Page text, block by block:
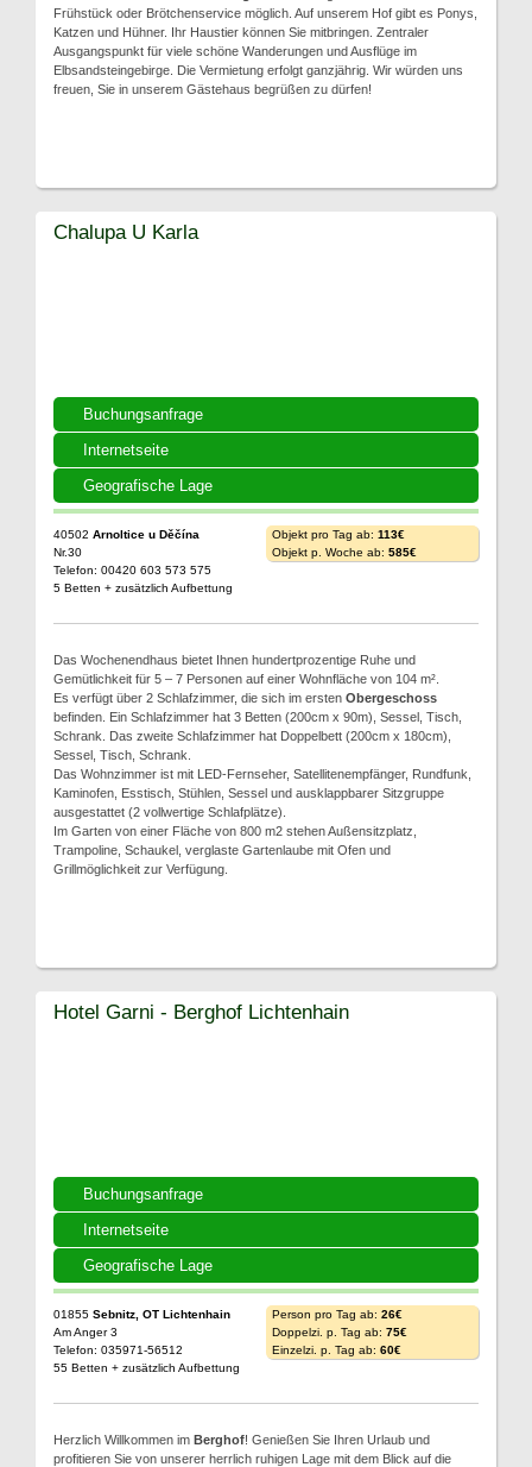
Frühstück oder Brötchenservice möglich. Auf unserem Hof gibt es Ponys,
Katzen und Hühner. Ihr Haustier können Sie mitbringen. Zentraler
Ausgangspunkt für viele schöne Wanderungen und Ausflüge im
Elbsandsteingebirge. Die Vermietung erfolgt ganzjährig. Wir würden uns
freuen, Sie in unserem Gästehaus begrüßen zu dürfen!
Buchungsanfrage
Internetseite
Geografische Lage
Chalupa U Karla
40502 Arnoltice u Děčína
Nr.30
Telefon: 00420 603 573 575
5 Betten + zusätzlich Aufbettung
Objekt pro Tag ab: 113€
Objekt p. Woche ab: 585€
Das Wochenendhaus bietet Ihnen hundertprozentige Ruhe und
Gemütlichkeit für 5 – 7 Personen auf einer Wohnfläche von 104 m².
Es verfügt über 2 Schlafzimmer, die sich im ersten Obergeschoss
befinden. Ein Schlafzimmer hat 3 Betten (200cm x 90m), Sessel, Tisch,
Schrank. Das zweite Schlafzimmer hat Doppelbett (200cm x 180cm),
Sessel, Tisch, Schrank.
Das Wohnzimmer ist mit LED-Fernseher, Satellitenempfänger, Rundfunk,
Kaminofen, Esstisch, Stühlen, Sessel und ausklappbarer Sitzgruppe
ausgestattet (2 vollwertige Schlafplätze).
Im Garten von einer Fläche von 800 m2 stehen Außensitzplatz,
Trampoline, Schaukel, verglaste Gartenlaube mit Ofen und
Grillmöglichkeit zur Verfügung.
Buchungsanfrage
Internetseite
Geografische Lage
Hotel Garni - Berghof Lichtenhain
01855 Sebnitz, OT Lichtenhain
Am Anger 3
Telefon: 035971-56512
55 Betten + zusätzlich Aufbettung
Person pro Tag ab: 26€
Doppelzi. p. Tag ab: 75€
Einzelzi. p. Tag ab: 60€
Herzlich Willkommen im Berghof! Genießen Sie Ihren Urlaub und
profitieren Sie von unserer herrlich ruhigen Lage mit dem Blick auf die